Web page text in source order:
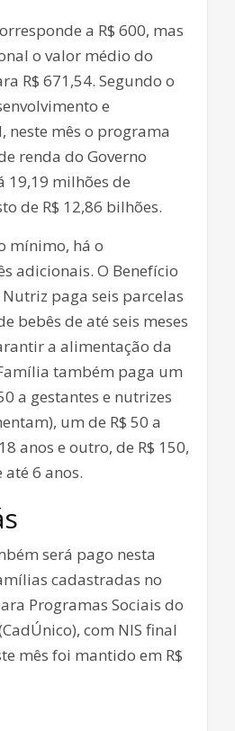
a R$ 600, mas
o valor médio do
R$ 671,54. Segundo o
e
neste mês o programa
renda do Governo
19,19 milhões de
de R$ 12,86 bilhões.
mínimo, há o
adicionais. O Benefício
paga seis parcelas
bebês de até seis meses
a alimentação da
também paga um
a gestantes e nutrizes
um de R$ 50 a
anos e outro, de R$ 150,
6 anos.
será pago nesta
cadastradas no
Programas Sociais do
com NIS final
mês foi mantido em R$